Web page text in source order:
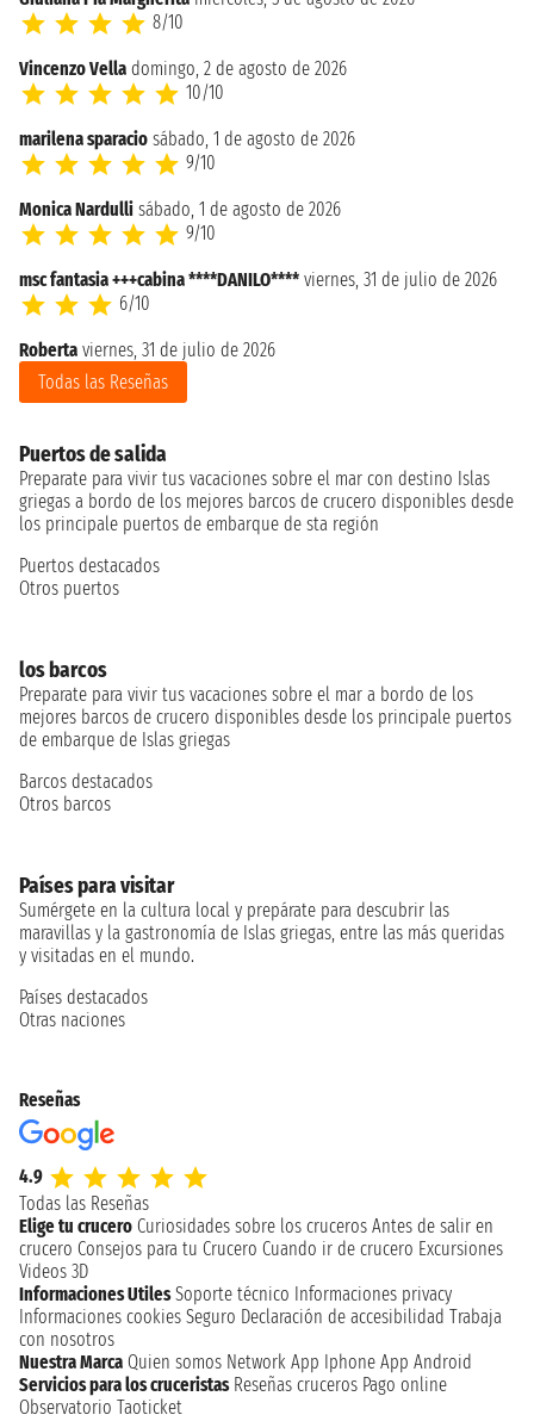
8/10
Vincenzo Vella domingo, 2 de agosto de 2026
10/10
marilena sparacio sábado, 1 de agosto de 2026
9/10
Monica Nardulli sábado, 1 de agosto de 2026
9/10
msc fantasia +++cabina ****DANILO**** viernes, 31 de julio de 2026
6/10
Roberta viernes, 31 de julio de 2026
Todas las Reseñas
Puertos de salida
Preparate para vivir tus vacaciones sobre el mar con destino Islas
griegas a bordo de los mejores barcos de crucero disponibles desde
los principale puertos de embarque de sta región
Puertos destacados
Otros puertos
los barcos
Preparate para vivir tus vacaciones sobre el mar a bordo de los
mejores barcos de crucero disponibles desde los principale puertos
de embarque de Islas griegas
Barcos destacados
Otros barcos
Países para visitar
Sumérgete en la cultura local y prepárate para descubrir las
maravillas y la gastronomía de Islas griegas, entre las más queridas
y visitadas en el mundo.
Países destacados
Otras naciones
Reseñas
4.9
Todas las Reseñas
Elige tu crucero Curiosidades sobre los cruceros Antes de salir en
crucero Consejos para tu Crucero Cuando ir de crucero Excursiones
Videos 3D
Informaciones Utiles Soporte técnico Informaciones privacy
Informaciones cookies Seguro Declaración de accesibilidad Trabaja
con nosotros
Nuestra Marca Quien somos Network App Iphone App Android
Servicios para los cruceristas Reseñas cruceros Pago online
Observatorio Taoticket